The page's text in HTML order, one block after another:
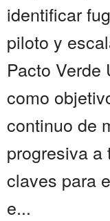
identificar
piloto y
Pacto Verde
como
continuo de
progresiva a
claves para
e...